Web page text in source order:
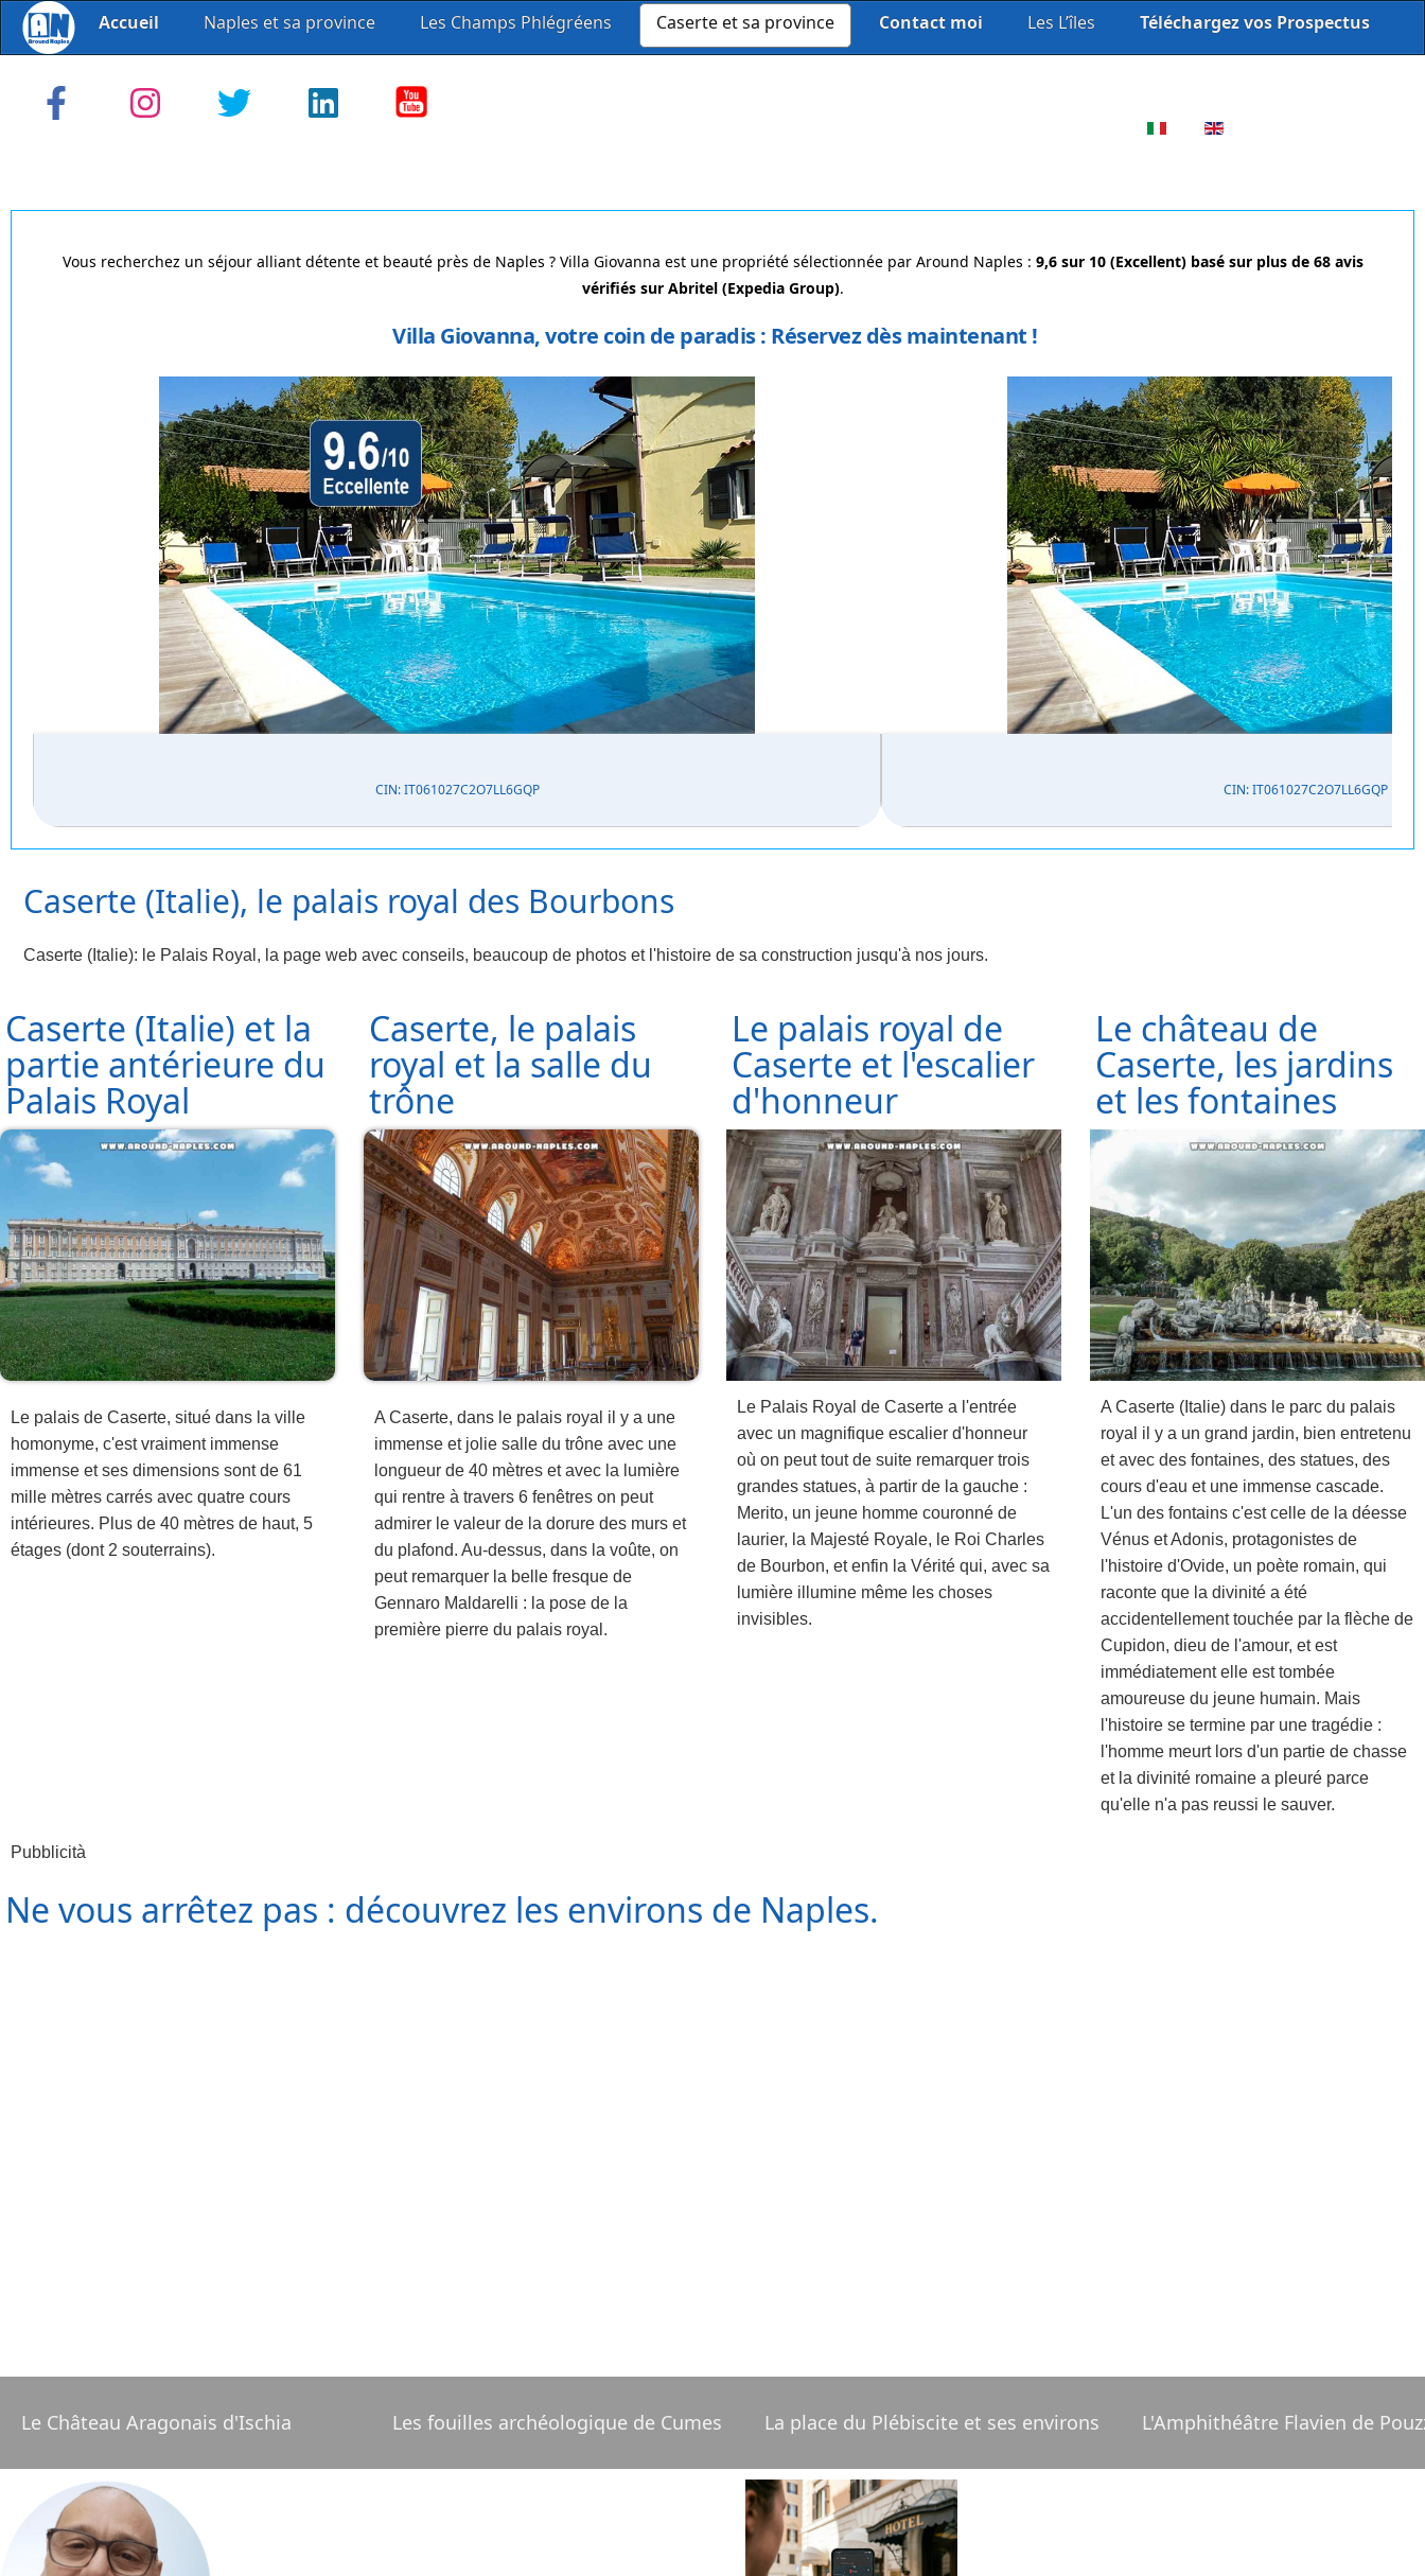
Accueil Naples et sa province Les Champs Phlégréens Caserte et sa province Contact moi Les L’îles Téléchargez vos Prospectus
Sélectionnez votre langue
Vous recherchez un séjour alliant détente et beauté près de Naples ? Villa Giovanna est une propriété sélectionnée par Around Naples : 9,6 sur 10 (Excellent) basé sur plus de 68 avis
vérifiés sur Abritel (Expedia Group).
Villa Giovanna, votre coin de paradis : Réservez dès maintenant !
CIN: IT061027C2O7LL6GQP CIN: IT061027C2O7LL6GQP
Caserte (Italie), le palais royal des Bourbons
Caserte (Italie): le Palais Royal, la page web avec conseils, beaucoup de photos et l'histoire de sa construction jusqu'à nos jours.
Caserte (Italie) et la
partie antérieure du
Palais Royal
Le palais de Caserte, situé dans la ville
homonyme, c'est vraiment immense
immense et ses dimensions sont de 61
mille mètres carrés avec quatre cours
intérieures. Plus de 40 mètres de haut, 5
étages (dont 2 souterrains).
Caserte, le palais
royal et la salle du
trône
A Caserte, dans le palais royal il y a une
immense et jolie salle du trône avec une
longueur de 40 mètres et avec la lumière
qui rentre à travers 6 fenêtres on peut
admirer le valeur de la dorure des murs et
du plafond. Au-dessus, dans la voûte, on
peut remarquer la belle fresque de
Gennaro Maldarelli : la pose de la
première pierre du palais royal.
Le palais royal de
Caserte et l'escalier
d'honneur
Le Palais Royal de Caserte a l'entrée
avec un magnifique escalier d'honneur
où on peut tout de suite remarquer trois
grandes statues, à partir de la gauche :
Merito, un jeune homme couronné de
laurier, la Majesté Royale, le Roi Charles
de Bourbon, et enfin la Vérité qui, avec sa
lumière illumine même les choses
invisibles.
Le château de
Caserte, les jardins
et les fontaines
A Caserte (Italie) dans le parc du palais
royal il y a un grand jardin, bien entretenu
et avec des fontaines, des statues, des
cours d'eau et une immense cascade.
L'un des fontains c'est celle de la déesse
Vénus et Adonis, protagonistes de
l'histoire d'Ovide, un poète romain, qui
raconte que la divinité a été
accidentellement touchée par la flèche de
Cupidon, dieu de l'amour, et est
immédiatement elle est tombée
amoureuse du jeune humain. Mais
l'histoire se termine par une tragédie :
l'homme meurt lors d'un partie de chasse
et la divinité romaine a pleuré parce
qu'elle n'a pas reussi le sauver.
Pubblicità
Ne vous arrêtez pas : découvrez les environs de Naples.
Le Château Aragonais d'Ischia Les fouilles archéologique de Cumes La place du Plébiscite et ses environs L'Amphithéâtre Flavien de